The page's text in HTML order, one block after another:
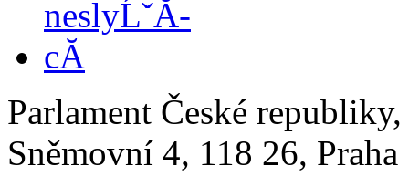
Parlament České
Sněmovní 4, 118 26,